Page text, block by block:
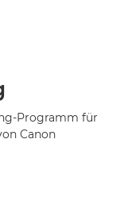
Programm für
Canon